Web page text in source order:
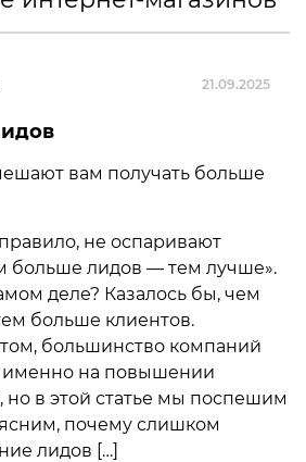
21.09.2025
вам получать больше
не оспаривают
больше лидов — тем лучше».
деле? Казалось бы, чем
больше клиентов.
большинство компаний
именно на повышении
но в этой статье мы поспешим
почему слишком
лидов […]